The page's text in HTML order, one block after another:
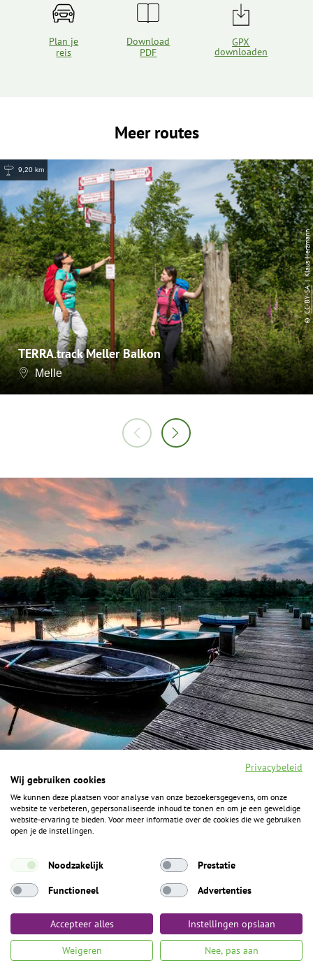
Plan je
reis
Download
PDF
GPX
downloaden
Meer routes
9,20 km
TERRA.track Meller Balkon
Melle
©
CC-BY-SA
| Klaus Herzmann
F
a
c
e
o
o
k
I
n
s
t
g
a
Y
o
u
t
b
P
i
n
ALGEMENE INFORMATIE
Het Geheim over de grens zijn de Duitse vakantieregio’s
Algemene voorwaarden Privacybeleid Toegankelijkheid
Privacybeleid
Wij gebruiken cookies
We kunnen deze plaatsen voor analyse van onze bezoekersgegevens, om onze
website te verbeteren, gepersonaliseerde inhoud te tonen en om je een geweldige
website-ervaring te bieden. Voor meer informatie over de cookies die we gebruiken
open je de instellingen.
Noodzakelijk
Prestatie
Functioneel
Advertenties
Accepteer alles Instellingen opslaan
Weigeren Nee, pas aan